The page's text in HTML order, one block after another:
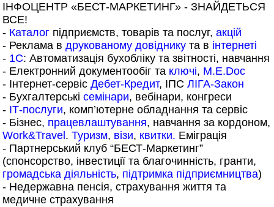
ІНФОЦЕНТР «БЕСТ-МАРКЕТИНГ» - ЗНАЙДЕТЬСЯ
ВСЕ!
- Каталог підприємств, товарів та послуг,акцій
- Реклама вдрукованому довіднику та в інтернеті
- 1С: Автоматизація бухобліку та звітності, навчання
- Електронний документообіг та ключі, M.E.Doc
- Інтернет-сервісДебет-Кредит, ІПСЛІГА-Закон
- Бухгалтерськісемінари, вебінари, конгреси
- ІТ-послуги, комп’ютерне обладнання та сервіс
- Бізнес, працевлаштування, навчання за кордоном,
Work&Travel .Туризм, візи, квитки. Еміграція
- Партнерський клуб “БЕСТ-Маркетинг”
(спонсорство, інвестиції та благочинність, гранти,
громадська діяльність, підтримка підприємництва)
- Недержавна пенсія, страхування життя та
медичне страхування